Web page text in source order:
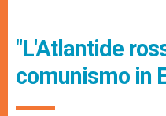
"L'Atlantide
comunismo in